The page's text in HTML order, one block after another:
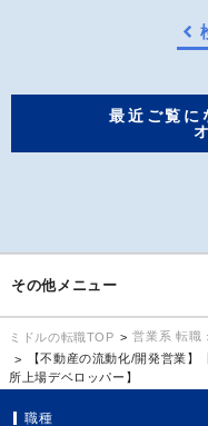
最近ご覧に
その他メニュー
ミドルの転職TOP 営業系 転職
【不動産の流動化/開発営業
所上場デベロッパー】
職種